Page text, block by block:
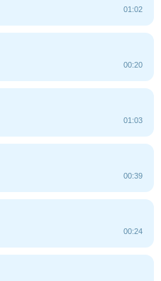
01:02
00:20
01:03
00:39
00:24